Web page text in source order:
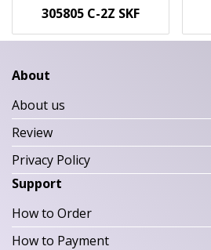
305805 C-2Z SKF
About
About us
Review
Privacy Policy
Support
How to Order
How to Payment